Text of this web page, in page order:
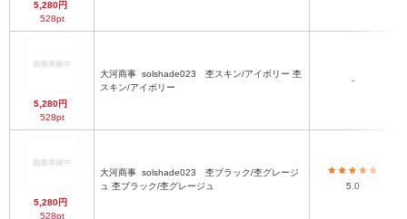
5,280円
528pt
5,280円
528pt
大河商事
スキン/アイボリー
-
5,280円
528pt
大河商事
ュ 杢ブラック/杢グレージュ
5.0